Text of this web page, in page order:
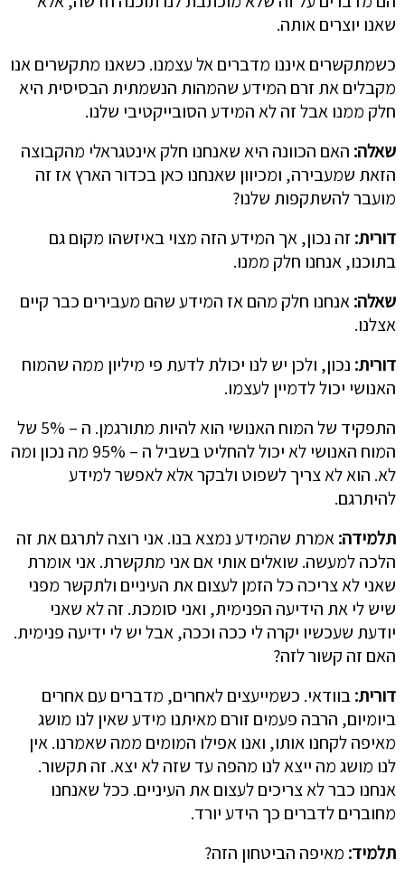
שאנו יוצרים אותה.
כשמתקשרים איננו מדברים אל עצמנו. כשאנו מתקשרים אנו
מקבלים את זרם המידע שהמהות הנשמתית הבסיסית היא
חלק ממנו אבל זה לא המידע הסובייקטיבי שלנו.
שאלה: האם הכוונה היא שאנחנו חלק אינטגראלי מהקבוצה
הזאת שמעבירה, ומכיוון שאנחנו כאן בכדור הארץ אז זה
מועבר להשתקפות שלנו?
דורית: זה נכון, אך המידע הזה מצוי באיזשהו מקום גם
בתוכנו, אנחנו חלק ממנו.
שאלה:אנחנו חלק מהם אז המידע שהם מעבירים כבר קיים
אצלנו.
דורית: נכון, ולכן יש לנו יכולת לדעת פי מיליון ממה שהמוח
האנושי יכול לדמיין לעצמו.
התפקיד של המוח האנושי הוא להיות מתורגמן. ה – 5% של
המוח האנושי לא יכול להחליט בשביל ה – 95% מה נכון ומה
לא. הוא לא צריך לשפוט ולבקר אלא לאפשר למידע
להיתרגם.
תלמידה:אמרת שהמידע נמצא בנו. אני רוצה לתרגם את זה
הלכה למעשה. שואלים אותי אם אני מתקשרת. אני אומרת
שאני לא צריכה כל הזמן לעצום את העיניים ולתקשר מפני
שיש לי את הידיעה הפנימית, ואני סומכת. זה לא שאני
יודעת שעכשיו יקרה לי ככה וככה, אבל יש לי ידיעה פנימית.
האם זה קשור לזה?
דורית:בוודאי. כשמייעצים לאחרים, מדברים עם אחרים
ביומיום, הרבה פעמים זורם מאיתנו מידע שאין לנו מושג
מאיפה לקחנו אותו, ואנו אפילו המומים ממה שאמרנו. אין
לנו מושג מה ייצא לנו מהפה עד שזה לא יצא. זה תקשור.
אנחנו כבר לא צריכים לעצום את העיניים. ככל שאנחנו
מחוברים לדברים כך הידע יורד.
תלמיד: מאיפה הביטחון הזה?